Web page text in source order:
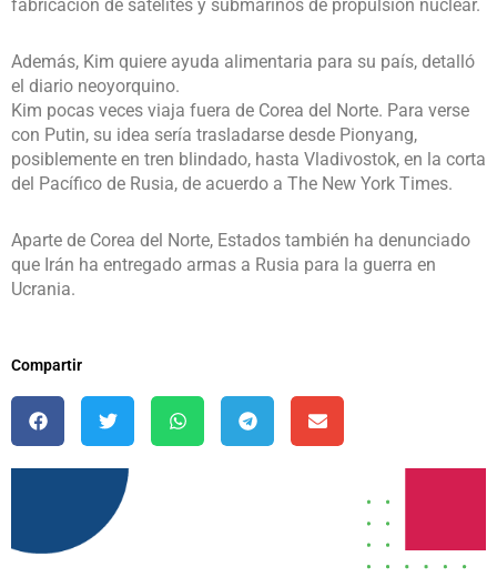
fabricación de satélites y submarinos de propulsión nuclear.
Además, Kim quiere ayuda alimentaria para su país, detalló
el diario neoyorquino.
Kim pocas veces viaja fuera de Corea del Norte. Para verse
con Putin, su idea sería trasladarse desde Pionyang,
posiblemente en tren blindado, hasta Vladivostok, en la corta
del Pacífico de Rusia, de acuerdo a The New York Times.
Aparte de Corea del Norte, Estados también ha denunciado
que Irán ha entregado armas a Rusia para la guerra en
Ucrania.
Compartir